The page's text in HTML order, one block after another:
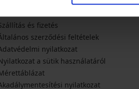
Általános információk
és fizetés
szerződési feltételek
nyilatkozat
a sütik használatáról
nyilatkozat